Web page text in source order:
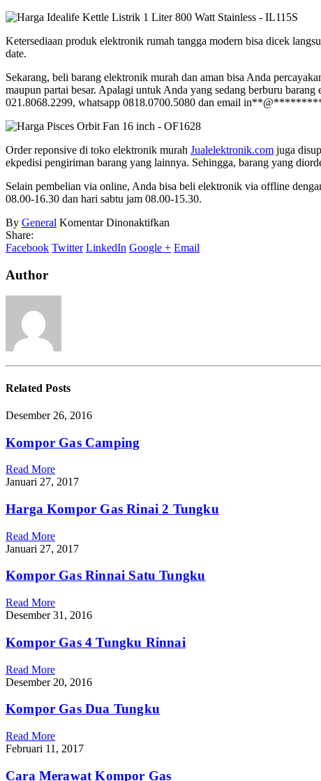
Ketersediaan produk elektronik rumah tangga modern bisa dicek
date.
Sekarang, beli barang elektronik murah dan aman bisa Anda
maupun partai besar. Apalagi untuk Anda yang sedang berburu
021.8068.2299, whatsapp 0818.0700.5080 dan email in**@
Order reponsive di toko elektronik murah Jualelektronik.com juga
ekpedisi pengiriman barang yang lainnya. Sehingga, barang yang
Selain pembelian via online, Anda bisa beli elektronik via offline
08.00-16.30 dan hari sabtu jam 08.00-15.30.
By General Komentar Dinonaktifkan
Online
Share:
Facebook Twitter LinkedIn Google + Email
Author
RelatedPosts
Desember 26, 2016
Kompor Gas Camping
Read More
Januari 27, 2017
Harga Kompor Gas Rinai 2 Tungku
Read More
Januari 27, 2017
Kompor Gas Rinnai Satu Tungku
Read More
Desember 31, 2016
Kompor Gas 4 Tungku Rinnai
Read More
Desember 20, 2016
Kompor Gas Dua Tungku
Read More
Februari 11, 2017
Cara Merawat Kompor Gas